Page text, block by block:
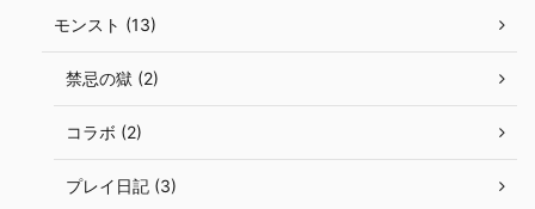
モンスト (13)
禁忌の獄 (2)
コラボ (2)
プレイ日記 (3)